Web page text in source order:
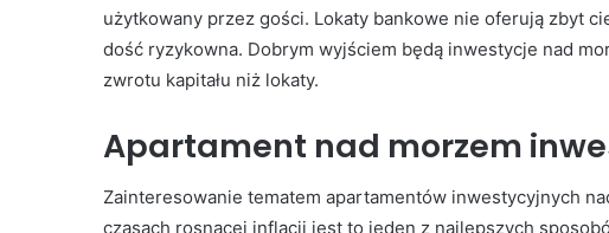
użytkowany przez gości. Lokaty bankowe nie oferują zbyt
dość ryzykowna. Dobrym wyjściem będą inwestycje nad
zwrotu kapitału niż lokaty.
Apartament nad morzem
Zainteresowanie tematem apartamentów inwestycyjnych
czasach rosnącej inflacji jest to jeden z najlepszych